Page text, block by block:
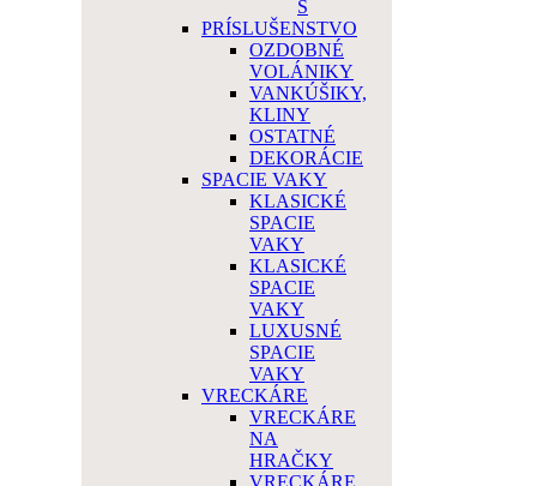
Š
PRÍSLUŠENSTVO
OZDOBNÉ
VOLÁNIKY
VANKÚŠIKY,
KLINY
OSTATNÉ
DEKORÁCIE
SPACIE VAKY
KLASICKÉ
SPACIE
VAKY
KLASICKÉ
SPACIE
VAKY
LUXUSNÉ
SPACIE
VAKY
VRECKÁRE
VRECKÁRE
NA
HRAČKY